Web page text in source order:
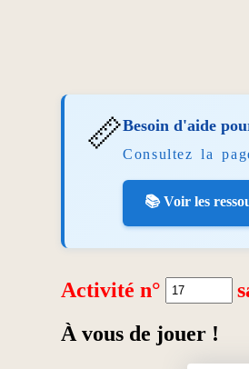
📏Besoin d'aide
Consultez la
📚 Voir les
Activité n°
À vous de jouer !